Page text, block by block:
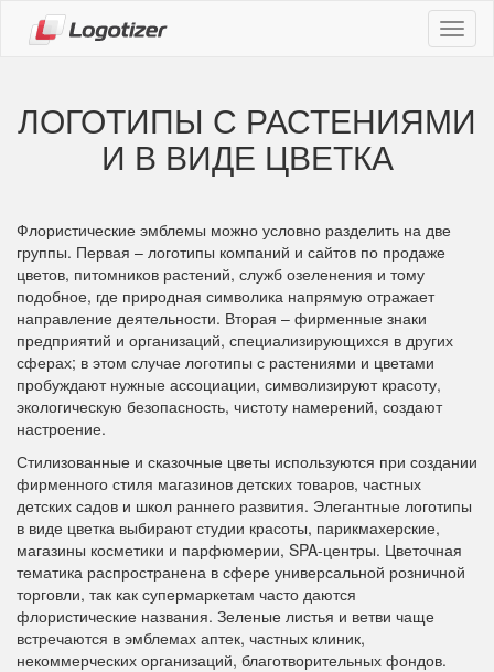
ЛОГОТИПЫ С РАСТЕНИЯМИ
И В ВИДЕ ЦВЕТКА
Флористические эмблемы можно условно разделить на две
группы. Первая – логотипы компаний и сайтов по продаже
цветов, питомников растений, служб озеленения и тому
подобное, где природная символика напрямую отражает
направление деятельности. Вторая – фирменные знаки
предприятий и организаций, специализирующихся в других
сферах; в этом случае логотипы с растениями и цветами
пробуждают нужные ассоциации, символизируют красоту,
экологическую безопасность, чистоту намерений, создают
настроение.
Стилизованные и сказочные цветы используются при создании
фирменного стиля магазинов детских товаров, частных
детских садов и школ раннего развития. Элегантные логотипы
в виде цветка выбирают студии красоты, парикмахерские,
магазины косметики и парфюмерии, SPA-центры. Цветочная
тематика распространена в сфере универсальной розничной
торговли, так как супермаркетам часто даются
флористические названия. Зеленые листья и ветви чаще
встречаются в эмблемах аптек, частных клиник,
некоммерческих организаций, благотворительных фондов.